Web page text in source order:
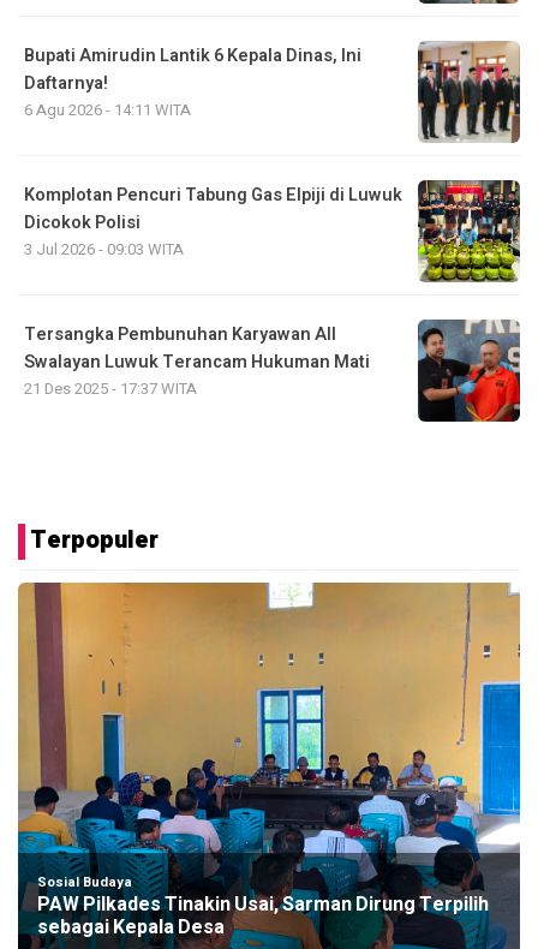
Bupati Amirudin Lantik 6 Kepala Dinas, Ini
Daftarnya!
6 Agu 2026 - 14:11 WITA
Komplotan Pencuri Tabung Gas Elpiji di Luwuk
Dicokok Polisi
3 Jul 2026 - 09:03 WITA
Tersangka Pembunuhan Karyawan All
Swalayan Luwuk Terancam Hukuman Mati
21 Des 2025 - 17:37 WITA
Terpopuler
Sosial Budaya
PAW Pilkades Tinakin Usai, Sarman Dirung Terpilih
sebagai Kepala Desa